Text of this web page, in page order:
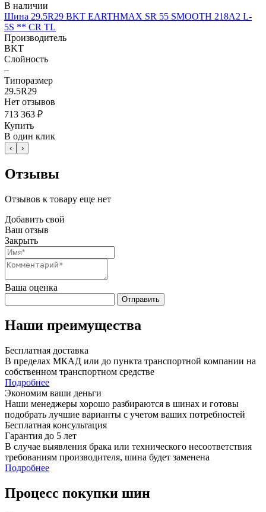
В наличии
Шина 29.5R29 BKT EARTHMAX SR 55 SMOOTH 218A2 L-
5S ** CR TL
Производитель
BKT
Слойность
–
Типоразмер
29.5R29
Нет отзывов
713 363 ₽
Купить
В один клик
‹ ›
Отзывы
Отзывов к товару еще нет
Добавить свой
Ваш отзыв
Закрыть
Ваша оценка
Отправить
Наши преимущества
Бесплатная доставка
В пределах МКАД или до пункта транспортной компании на
собственном транспортном средстве
Подробнее
Экономим ваши деньги
Наши менеджеры хорошо разбираются в шинах и готовы
подобрать лучшие варианты с учетом ваших потребностей
Бесплатная консультация
Гарантия до 5 лет
В случае выявления брака или технического несоответствия
требованиям производителя, шина будет заменена
Подробнее
Процесс покупки шин